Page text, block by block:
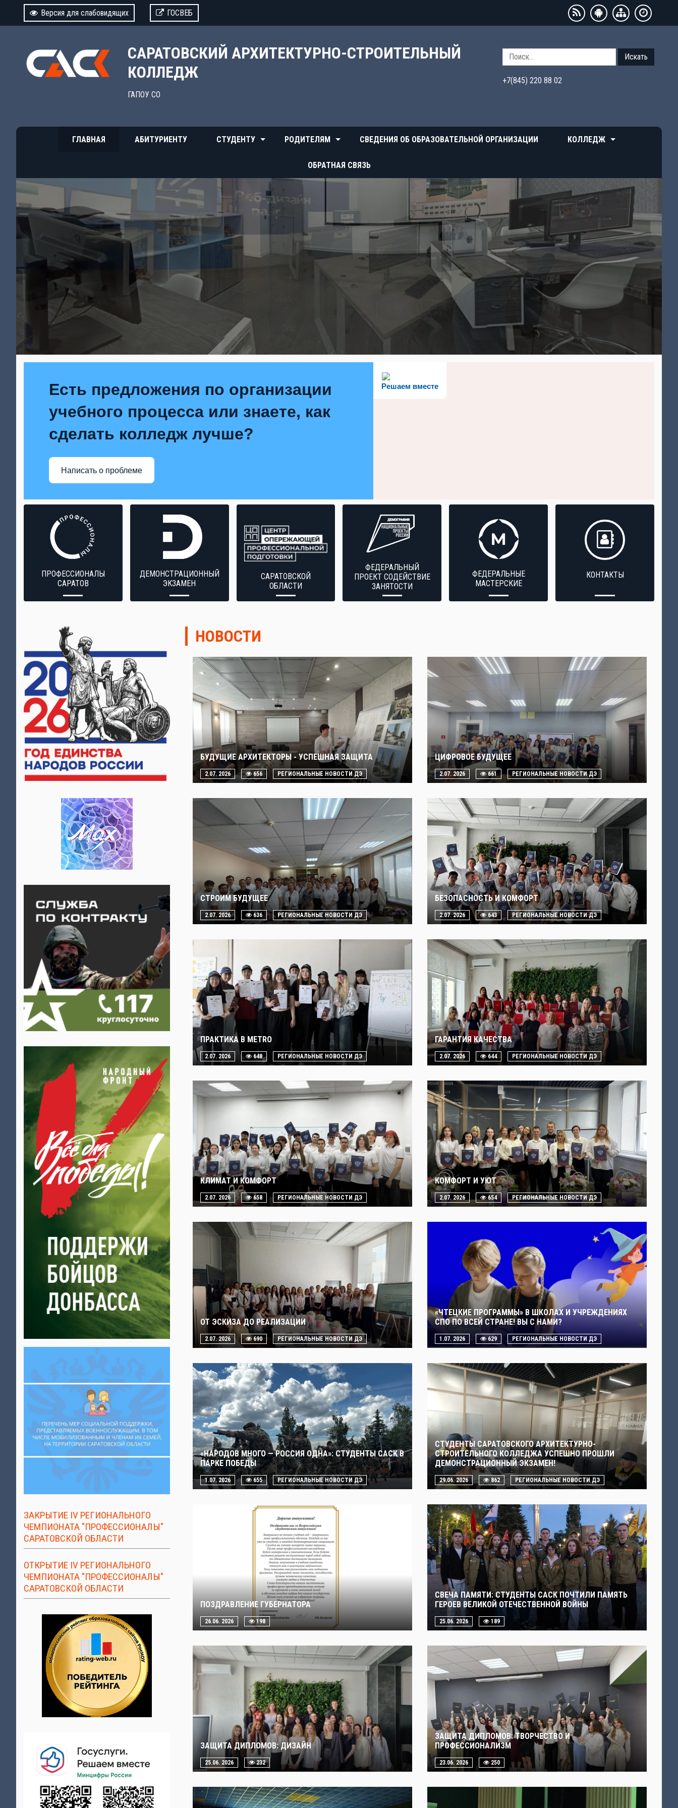
Версия для слабовидящих ГОСВЕБ
САРАТОВСКИЙ АРХИТЕКТУРНО-СТРОИТЕЛЬНЫЙ
КОЛЛЕДЖ
ГАПОУ СО
Искать
+7(845) 220 88 02
ГЛАВНАЯ АБИТУРИЕНТУ СТУДЕНТУ РОДИТЕЛЯМ СВЕДЕНИЯ ОБ ОБРАЗОВАТЕЛЬНОЙ ОРГАНИЗАЦИИ КОЛЛЕДЖ
ОБРАТНАЯ СВЯЗЬ
Решаем вместе
Есть предложения по организации
учебного процесса или знаете, как
сделать колледж лучше?
Написать о проблеме
ПРОФЕССИОНАЛЫ
САРАТОВ
ДЕМОНСТРАЦИОННЫЙ
ЭКЗАМЕН
САРАТОВСКОЙ
ОБЛАСТИ
ФЕДЕРАЛЬНЫЙ
ПРОЕКТ СОДЕЙСТВИЕ
ЗАНЯТОСТИ
ФЕДЕРАЛЬНЫЕ
МАСТЕРСКИЕ
КОНТАКТЫ
ЗАКРЫТИЕ IV РЕГИОНАЛЬНОГО
ЧЕМПИОНАТА "ПРОФЕССИОНАЛЫ"
САРАТОВСКОЙ ОБЛАСТИ
ОТКРЫТИЕ IV РЕГИОНАЛЬНОГО
ЧЕМПИОНАТА "ПРОФЕССИОНАЛЫ"
САРАТОВСКОЙ ОБЛАСТИ
НОВОСТИ
БУДУЩИЕ АРХИТЕКТОРЫ - УСПЕШНАЯ ЗАЩИТА
2.07. 2026 656 РЕГИОНАЛЬНЫЕ НОВОСТИ ДЭ
ЦИФРОВОЕ БУДУЩЕЕ
2.07. 2026 661 РЕГИОНАЛЬНЫЕ НОВОСТИ ДЭ
СТРОИМ БУДУЩЕЕ
2.07. 2026 636 РЕГИОНАЛЬНЫЕ НОВОСТИ ДЭ
БЕЗОПАСНОСТЬ И КОМФОРТ
2.07. 2026 643 РЕГИОНАЛЬНЫЕ НОВОСТИ ДЭ
ПРАКТИКА В METRO
2.07. 2026 648 РЕГИОНАЛЬНЫЕ НОВОСТИ ДЭ
ГАРАНТИЯ КАЧЕСТВА
2.07. 2026 644 РЕГИОНАЛЬНЫЕ НОВОСТИ ДЭ
КЛИМАТ И КОМФОРТ
2.07. 2026 658 РЕГИОНАЛЬНЫЕ НОВОСТИ ДЭ
КОМФОРТ И УЮТ
2.07. 2026 654 РЕГИОНАЛЬНЫЕ НОВОСТИ ДЭ
ОТ ЭСКИЗА ДО РЕАЛИЗАЦИИ
2.07. 2026 690 РЕГИОНАЛЬНЫЕ НОВОСТИ ДЭ
«ЧТЕЦКИЕ ПРОГРАММЫ» В ШКОЛАХ И УЧРЕЖДЕНИЯХ
СПО ПО ВСЕЙ СТРАНЕ! ВЫ С НАМИ?
1.07. 2026 629 РЕГИОНАЛЬНЫЕ НОВОСТИ ДЭ
«НАРОДОВ МНОГО — РОССИЯ ОДНА»: СТУДЕНТЫ САСК В
ПАРКЕ ПОБЕДЫ
1.07. 2026 655 РЕГИОНАЛЬНЫЕ НОВОСТИ ДЭ
СТУДЕНТЫ САРАТОВСКОГО АРХИТЕКТУРНО-
СТРОИТЕЛЬНОГО КОЛЛЕДЖА УСПЕШНО ПРОШЛИ
ДЕМОНСТРАЦИОННЫЙ ЭКЗАМЕН!
29.06. 2026 862 РЕГИОНАЛЬНЫЕ НОВОСТИ ДЭ
ПОЗДРАВЛЕНИЕ ГУБЕРНАТОРА
26.06. 2026 198
СВЕЧА ПАМЯТИ: СТУДЕНТЫ САСК ПОЧТИЛИ ПАМЯТЬ
ГЕРОЕВ ВЕЛИКОЙ ОТЕЧЕСТВЕННОЙ ВОЙНЫ
25.06. 2026 189
ЗАЩИТА ДИПЛОМОВ: ДИЗАЙН
25.06. 2026 232
ЗАЩИТА ДИПЛОМОВ: ТВОРЧЕСТВО И
ПРОФЕССИОНАЛИЗМ
23.06. 2026 250